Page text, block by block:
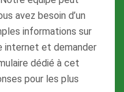
avez besoin d’un
informations sur
internet et demander
dédié à cet
pour les plus